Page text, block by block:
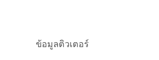
ข้อมูลติวเตอร์